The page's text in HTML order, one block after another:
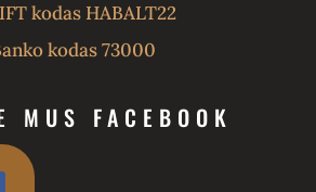
kodas HABALT22
kodas 73000
MUS FACEBOOK